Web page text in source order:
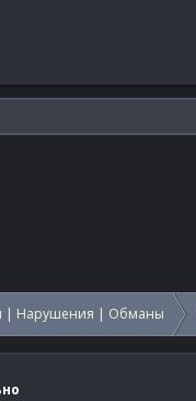
| Нарушения | Обманы